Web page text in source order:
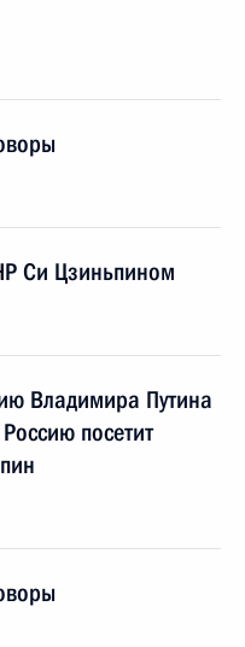
Си Цзиньпином
Владимира Путина
посетит